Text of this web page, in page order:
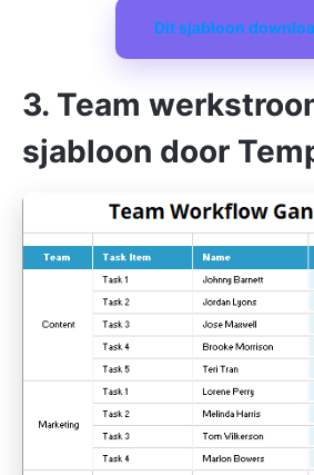
Dit sjabloon
3. Team
sjabloon door